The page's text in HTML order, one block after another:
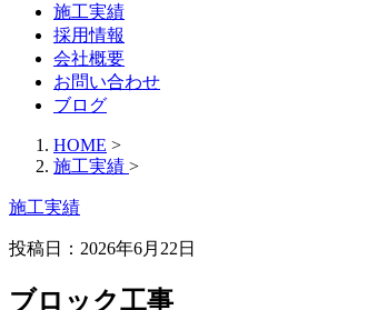
施工実績
採用情報
会社概要
お問い合わせ
ブログ
HOME >
施工実績 >
施工実績
投稿日：2026年6月22日
ブロック工事